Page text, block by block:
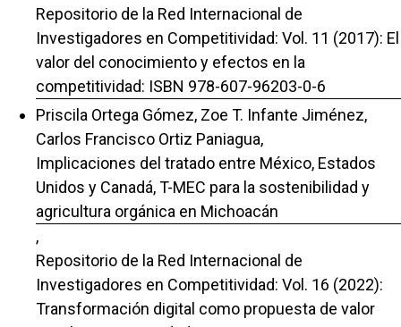
Repositorio de la Red Internacional de
Investigadores en Competitividad: Vol. 11 (2017): El
valor del conocimiento y efectos en la
competitividad: ISBN 978-607-96203-0-6
Priscila Ortega Gómez, Zoe T. Infante Jiménez,
Carlos Francisco Ortiz Paniagua,
Implicaciones del tratado entre México, Estados
Unidos y Canadá, T-MEC para la sostenibilidad y
agricultura orgánica en Michoacán
,
Repositorio de la Red Internacional de
Investigadores en Competitividad: Vol. 16 (2022):
Transformación digital como propuesta de valor